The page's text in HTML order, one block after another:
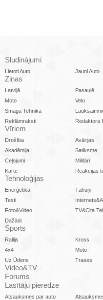
Sludinājumi
Lietoti Auto Jauni Auto
Ziņas
Latvijā Pasaulē
Moto
Velo
Smagā Tehnika
Reklāmraksti
Redaktora
Vīriem
Drošība Avārijas
Akadēmija
Satiksme
Ceļojumi
Militāri
Karte
Reakcijas
Tehnoloģijas
Enerģētika Tālruņi
Testi
Foto&Video
TV&Cita
Dažādi
Sports
Rallijs Kross
4x4
Moto
Uz Ūdens
Trases
Video&TV
Forums
Lasītāju pieredze
Atsauksmes par auto